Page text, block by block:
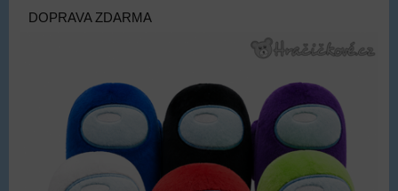
DOPRAVA ZDARMA